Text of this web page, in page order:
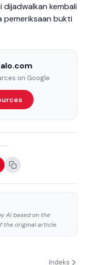
kembali
pemeriksaan bukti
on Google
AI based on the
the original article.
Indeks